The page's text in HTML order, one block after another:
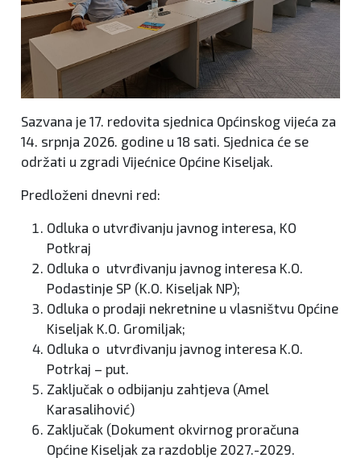
Sazvana je 17. redovita sjednica Općinskog vijeća za
14. srpnja 2026. godine u 18 sati. Sjednica će se
održati u zgradi Vijećnice Općine Kiseljak.
Predloženi dnevni red:
Odluka o utvrđivanju javnog interesa, KO
Potkraj
Odluka o utvrđivanju javnog interesa K.O.
Podastinje SP (K.O. Kiseljak NP);
Odluka o prodaji nekretnine u vlasništvu Općine
Kiseljak K.O. Gromiljak;
Odluka o utvrđivanju javnog interesa K.O.
Potrkaj – put.
Zaključak o odbijanju zahtjeva (Amel
Karasalihović)
Zaključak (Dokument okvirnog proračuna
Općine Kiseljak za razdoblje 2027.-2029.